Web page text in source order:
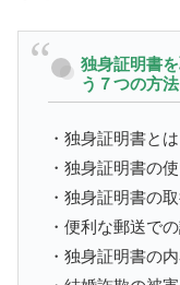
独身証明書
う７つの方法
・独身証明書とは
・独身証明書の
・独身証明書の
・便利な郵送で
・独身証明書の